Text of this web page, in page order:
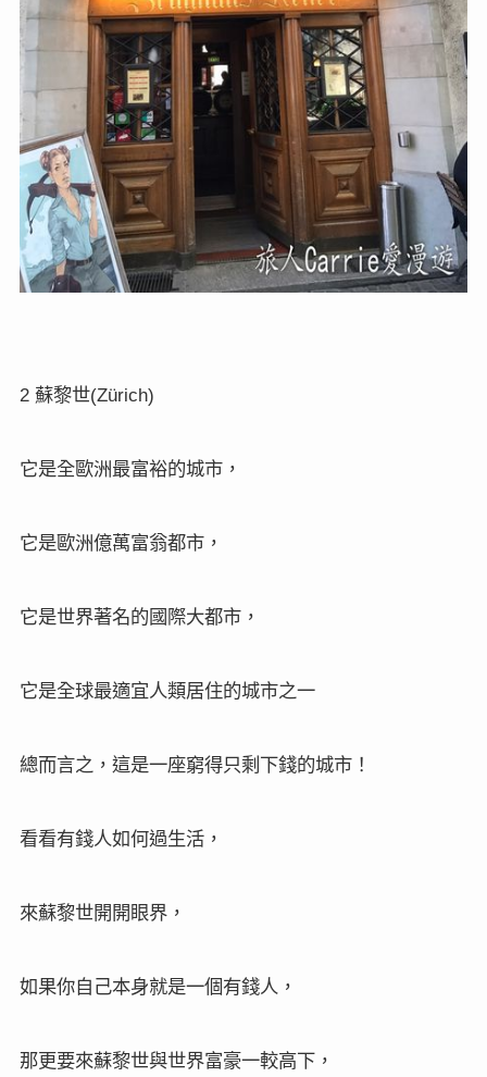
2 蘇黎世(Zürich)
它是全歐洲最富裕的城市，
它是歐洲億萬富翁都市，
它是世界著名的國際大都市，
它是全球最適宜人類居住的城市之一
總而言之，這是一座窮得只剩下錢的城市！
看看有錢人如何過生活，
來蘇黎世開開眼界，
如果你自己本身就是一個有錢人，
那更要來蘇黎世與世界富豪一較高下，